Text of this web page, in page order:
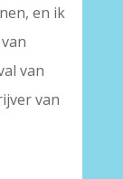
en ik
van
van